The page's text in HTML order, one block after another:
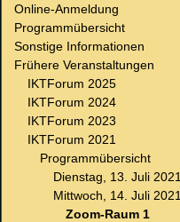
Online-Anmeldung
Programmübersicht
Sonstige Informationen
Frühere Veranstaltungen
IKTForum 2025
IKTForum 2024
IKTForum 2023
IKTForum 2021
Programmübersicht
Dienstag, 13. Juli 2021
Mittwoch, 14. Juli 2021
Zoom-Raum 1